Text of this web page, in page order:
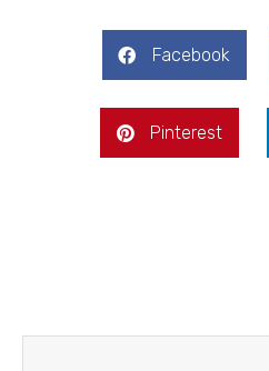
Facebook
Pinterest